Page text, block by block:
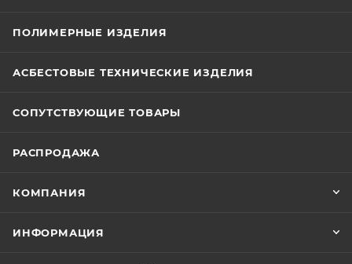
ПОЛИМЕРНЫЕ ИЗДЕЛИЯ
АСБЕСТОВЫЕ ТЕХНИЧЕСКИЕ ИЗДЕЛИЯ
СОПУТСТВУЮЩИЕ ТОВАРЫ
РАСПРОДАЖА
КОМПАНИЯ
ИНФОРМАЦИЯ